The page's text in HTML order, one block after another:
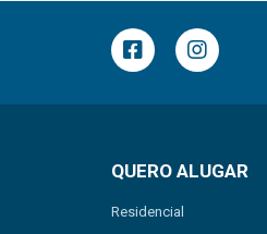
QUERO ALUGAR
Residencial